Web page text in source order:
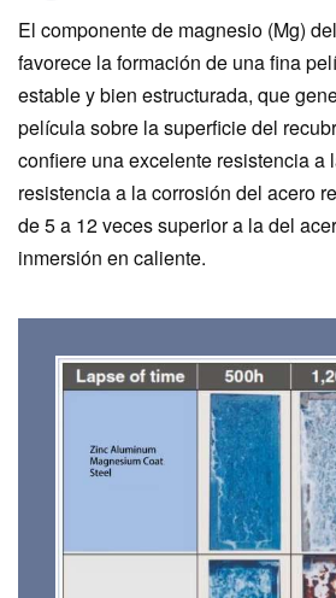
El componente de magnesio (Mg)
favorece la formación de una fina
estable y bien estructurada, que
película sobre la superficie del
confiere una excelente resistencia a
resistencia a la corrosión del acero
de 5 a 12 veces superior a la del
inmersión en caliente.